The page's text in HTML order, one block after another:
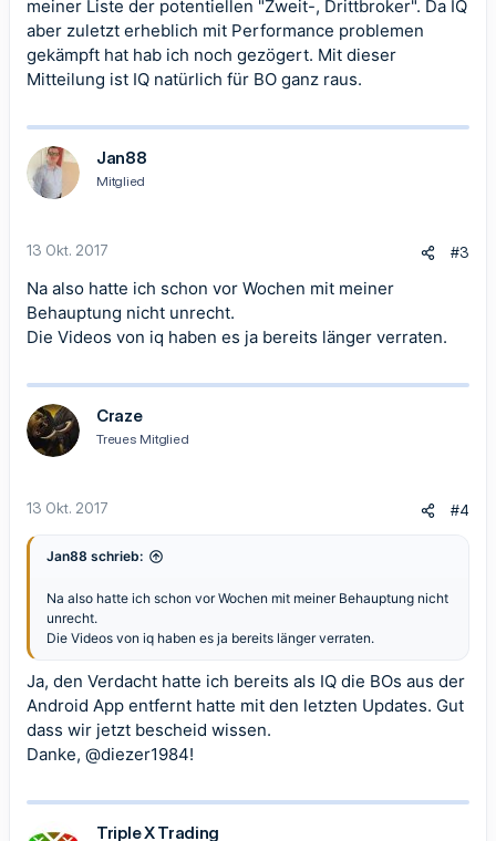
meiner Liste der potentiellen "Zweit-, Drittbroker". Da IQ
aber zuletzt erheblich mit Performance problemen
gekämpft hat hab ich noch gezögert. Mit dieser
Mitteilung ist IQ natürlich für BO ganz raus.
Jan88
Mitglied
13 Okt. 2017 #3
Na also hatte ich schon vor Wochen mit meiner
Behauptung nicht unrecht.
Die Videos von iq haben es ja bereits länger verraten.
Craze
Treues Mitglied
13 Okt. 2017 #4
Jan88 schrieb:
Na also hatte ich schon vor Wochen mit meiner Behauptung nicht
unrecht.
Die Videos von iq haben es ja bereits länger verraten.
Ja, den Verdacht hatte ich bereits als IQ die BOs aus der
Android App entfernt hatte mit den letzten Updates. Gut
dass wir jetzt bescheid wissen.
Danke, @diezer1984!
Triple X Trading